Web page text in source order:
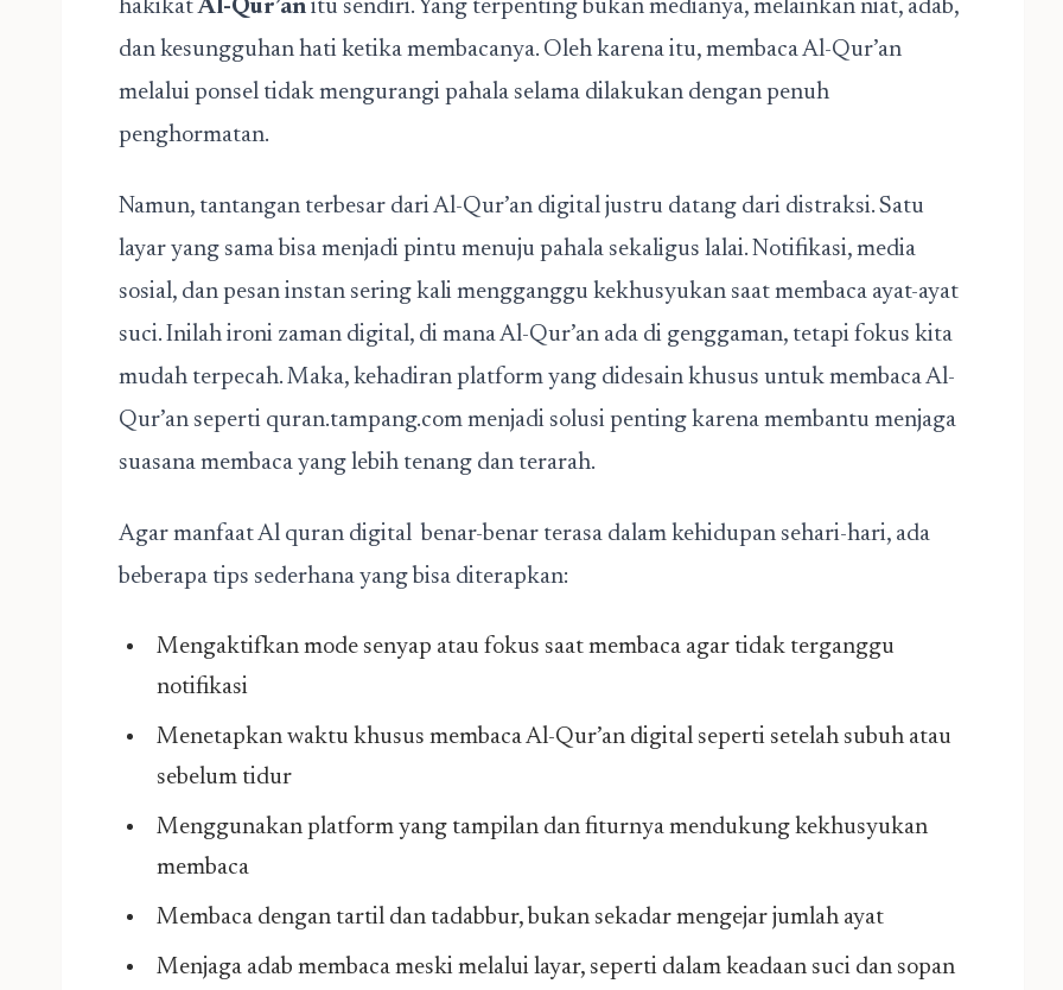
hakikatAl-Qur’an itu sendiri. Yang terpenting bukan medianya, melainkan niat, adab,
dan kesungguhan hati ketika membacanya. Oleh karena itu, membaca Al-Qur’an
melalui ponsel tidak mengurangi pahala selama dilakukan dengan penuh
penghormatan.
Namun, tantangan terbesar dari Al-Qur’an digital justru datang dari distraksi. Satu
layar yang sama bisa menjadi pintu menuju pahala sekaligus lalai. Notifikasi, media
sosial, dan pesan instan sering kali mengganggu kekhusyukan saat membaca ayat-ayat
suci. Inilah ironi zaman digital, di mana Al-Qur’an ada di genggaman, tetapi fokus kita
mudah terpecah. Maka, kehadiran platform yang didesain khusus untuk membaca Al-
Qur’an seperti quran.tampang.com menjadi solusi penting karena membantu menjaga
suasana membaca yang lebih tenang dan terarah.
Agar manfaat Al quran digital benar-benar terasa dalam kehidupan sehari-hari, ada
beberapa tips sederhana yang bisa diterapkan:
Mengaktifkan mode senyap atau fokus saat membaca agar tidak terganggu
notifikasi
Menetapkan waktu khusus membaca Al-Qur’an digital seperti setelah subuh atau
sebelum tidur
Menggunakan platform yang tampilan dan fiturnya mendukung kekhusyukan
membaca
Membaca dengan tartil dan tadabbur, bukan sekadar mengejar jumlah ayat
Menjaga adab membaca meski melalui layar, seperti dalam keadaan suci dan sopan